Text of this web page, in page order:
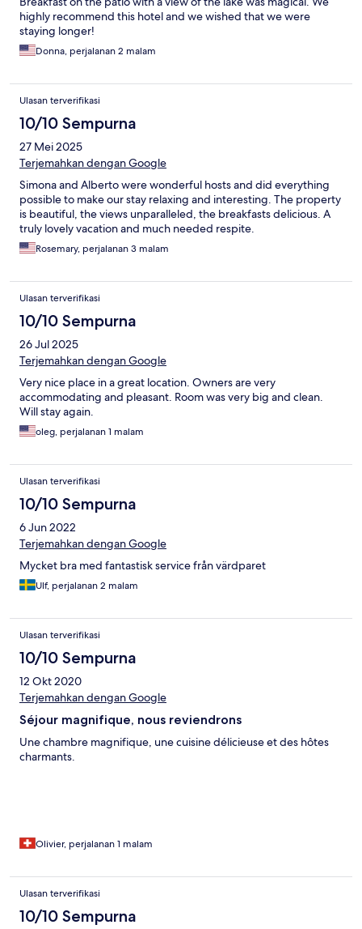
highly recommend this hotel and we wished that we were
staying longer!
Donna, perjalanan 2 malam
Ulasan terverifikasi
10/10 Sempurna
27 Mei 2025
Terjemahkan dengan Google
Simona and Alberto were wonderful hosts and did everything
possible to make our stay relaxing and interesting. The property
is beautiful, the views unparalleled, the breakfasts delicious. A
truly lovely vacation and much needed respite.
Rosemary, perjalanan 3 malam
Ulasan terverifikasi
10/10 Sempurna
26 Jul 2025
Terjemahkan dengan Google
Very nice place in a great location. Owners are very
accommodating and pleasant. Room was very big and clean.
Will stay again.
oleg, perjalanan 1 malam
Ulasan terverifikasi
10/10 Sempurna
6 Jun 2022
Terjemahkan dengan Google
Mycket bra med fantastisk service från värdparet
Ulf, perjalanan 2 malam
Ulasan terverifikasi
10/10 Sempurna
12 Okt 2020
Terjemahkan dengan Google
Séjour magnifique, nous reviendrons
Une chambre magnifique, une cuisine délicieuse et des hôtes
charmants.
Olivier, perjalanan 1 malam
Ulasan terverifikasi
10/10 Sempurna